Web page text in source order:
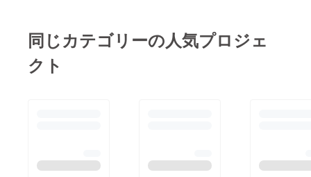
備に入ります！ぜひ楽
しみにしていてくださ
同じカテゴリーの人気プロジェ
クト